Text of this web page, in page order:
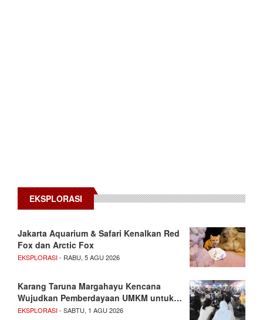
EKSPLORASI
Jakarta Aquarium & Safari Kenalkan Red
Fox dan Arctic Fox
EKSPLORASI- RABU, 5 AGU 2026
Karang Taruna Margahayu Kencana
Wujudkan Pemberdayaan UMKM untuk…
EKSPLORASI- SABTU, 1 AGU 2026